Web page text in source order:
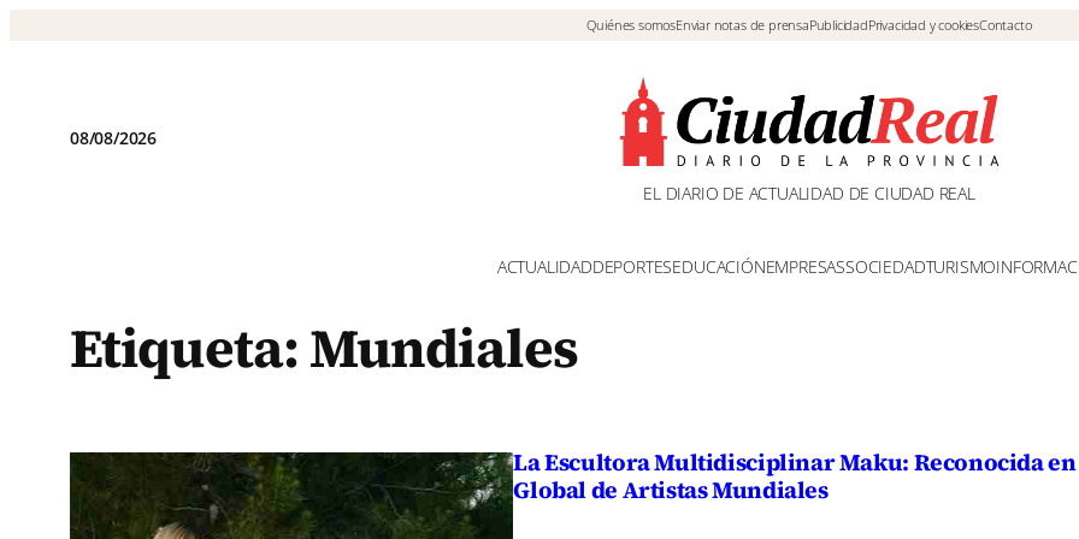
Quiénes somosEnviar notas de prensaPublicidadPrivacidad y cookiesContacto
08/08/2026
EL DIARIO DE ACTUALIDAD DE CIUDAD REAL
ACTUALIDADDEPORTESEDUCACIÓNEMPRESASSOCIEDADTURISMO
Etiqueta:Mundiales
La Escultora Multidisciplinar Maku: Reconocida
Global de Artistas Mundiales